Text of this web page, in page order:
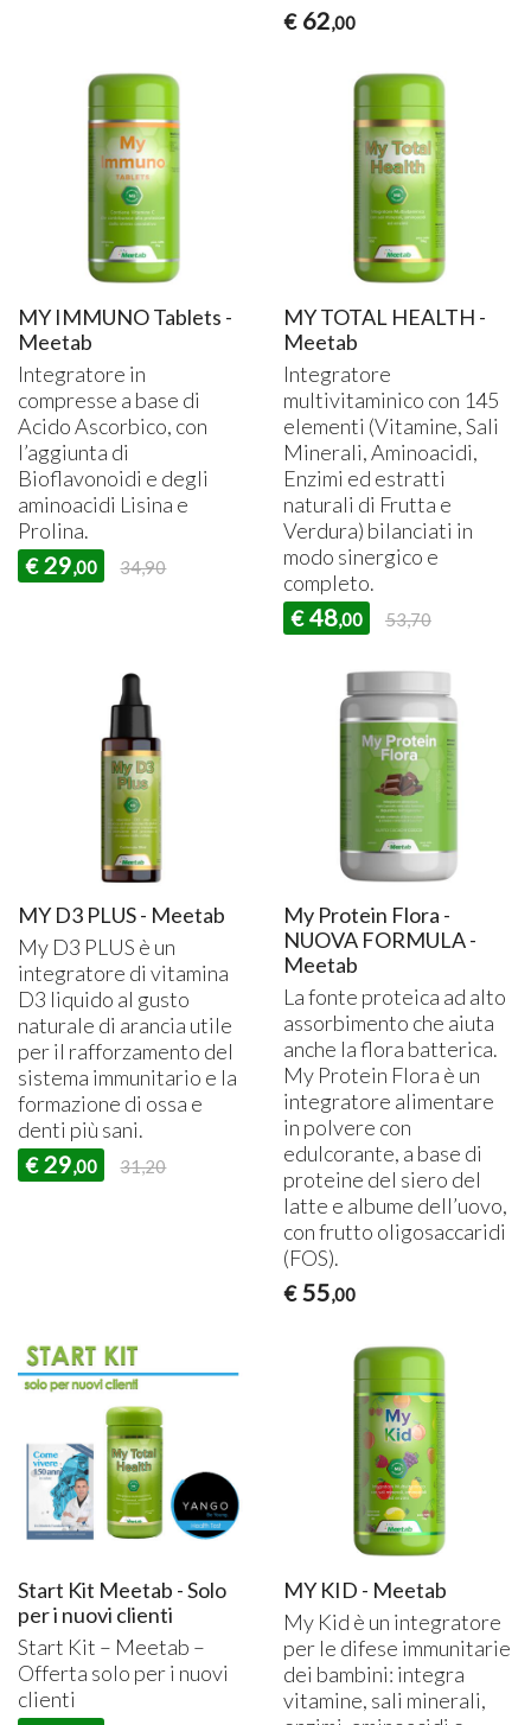
€ 62,00
MY IMMUNO Tablets -
Meetab
Integratore in
compresse a base di
Acido Ascorbico, con
l’aggiunta di
Bioflavonoidi e degli
aminoacidi Lisina e
Prolina.
€ 29,00 34,90
MY TOTAL HEALTH -
Meetab
Integratore
multivitaminico con 145
elementi (Vitamine, Sali
Minerali, Aminoacidi,
Enzimi ed estratti
naturali di Frutta e
Verdura) bilanciati in
modo sinergico e
completo.
€ 48,00 53,70
MY D3 PLUS - Meetab
My D3 PLUS è un
integratore di vitamina
D3 liquido al gusto
naturale di arancia utile
per il rafforzamento del
sistema immunitario e la
formazione di ossa e
denti più sani.
€ 29,00 31,20
My Protein Flora -
NUOVA FORMULA -
Meetab
La fonte proteica ad alto
assorbimento che aiuta
anche la flora batterica.
My Protein Flora è un
integratore alimentare
in polvere con
edulcorante, a base di
proteine del siero del
latte e albume dell’uovo,
con frutto oligosaccaridi
(FOS).
€ 55,00
Start Kit Meetab - Solo
per i nuovi clienti
Start Kit – Meetab –
Offerta solo per i nuovi
clienti
MY KID - Meetab
My Kid è un integratore
per le difese immunitarie
dei bambini: integra
vitamine, sali minerali,